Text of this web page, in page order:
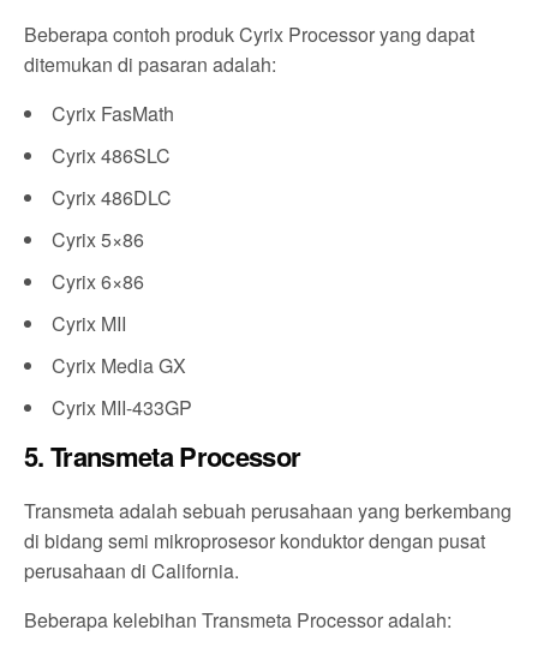
Beberapa contoh produk Cyrix Processor yang dapat
ditemukan di pasaran adalah:
Cyrix FasMath
Cyrix 486SLC
Cyrix 486DLC
Cyrix 5×86
Cyrix 6×86
Cyrix MII
Cyrix Media GX
Cyrix MII-433GP
5. Transmeta Processor
Transmeta adalah sebuah perusahaan yang berkembang
di bidang semi mikroprosesor konduktor dengan pusat
perusahaan di California.
Beberapa kelebihan Transmeta Processor adalah: